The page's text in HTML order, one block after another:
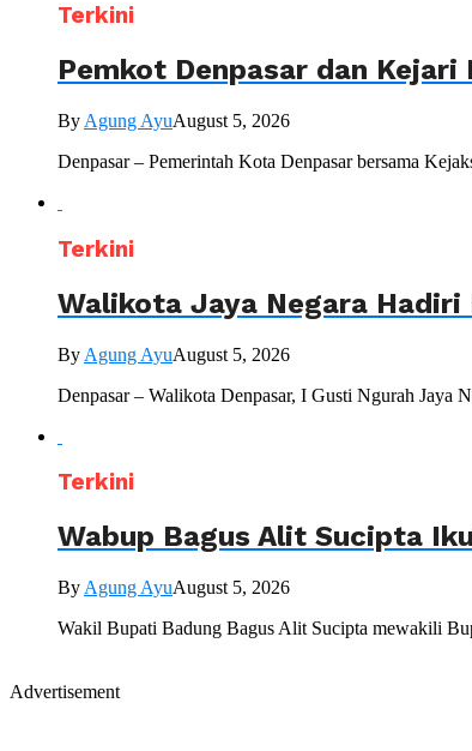
Terkini
Pemkot Denpasar dan
By Agung AyuAugust 5, 2026
Denpasar – Pemerintah Kota Denpasar bersama
Terkini
Walikota Jaya Negara Hadiri
By Agung AyuAugust 5, 2026
Denpasar – Walikota Denpasar, I Gusti Ngurah Jaya
Terkini
Wabup Bagus Alit Sucipta
By Agung AyuAugust 5, 2026
Wakil Bupati Badung Bagus Alit Sucipta mewakili
Advertisement